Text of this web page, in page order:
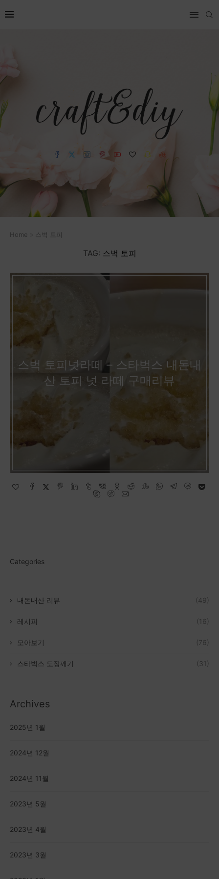
Home » 스벅 토피
TAG: 스벅 토피
스벅 토피넛라떼 – 스타벅스 내돈내
산 토피 넛 라떼 구매리뷰
Categories
내돈내산 리뷰 (49)
레시피 (16)
모아보기 (76)
스타벅스 도장깨기 (31)
Archives
2025년 1월
2024년 12월
2024년 11월
2023년 5월
2023년 4월
2023년 3월